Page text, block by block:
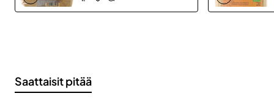
Saattaisit pitää